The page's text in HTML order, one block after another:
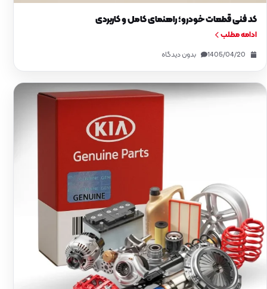
کد فنی قطعات خودرو؛ راهنمای کامل و کاربردی
ادامه مطلب
1405/04/20 بدون دیدگاه